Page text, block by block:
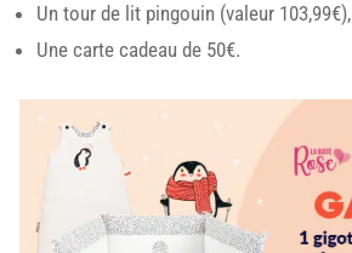
Un tour de lit pingouin (valeur 103,99€),
Une carte cadeau de 50€.